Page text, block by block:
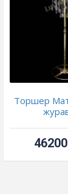
Торшер